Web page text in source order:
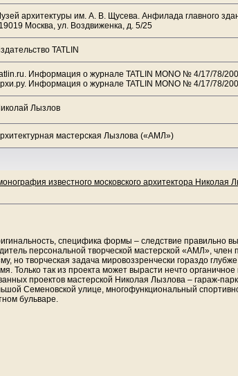
архитектуры им. А. В. Щусева. Анфилада главного
Москва, ул. Воздвиженка, д. 5/25
TATLIN
Информация о журнале TATLIN MONO № 4/17/78/
Информация о журнале TATLIN MONO № 4/17/78/
Лызлов
мастерская Лызлова («АМЛ»)
известного московского архитектора Николая
специфика формы – следствие правильно
персональной творческой мастерской «АМЛ»,
но творческая задача мировоззренчески гораздо
Только так из проекта может вырасти нечто
проектов мастерской Николая Лызлова – гараж-
Семеновской улице, многофункциональный
бульваре.